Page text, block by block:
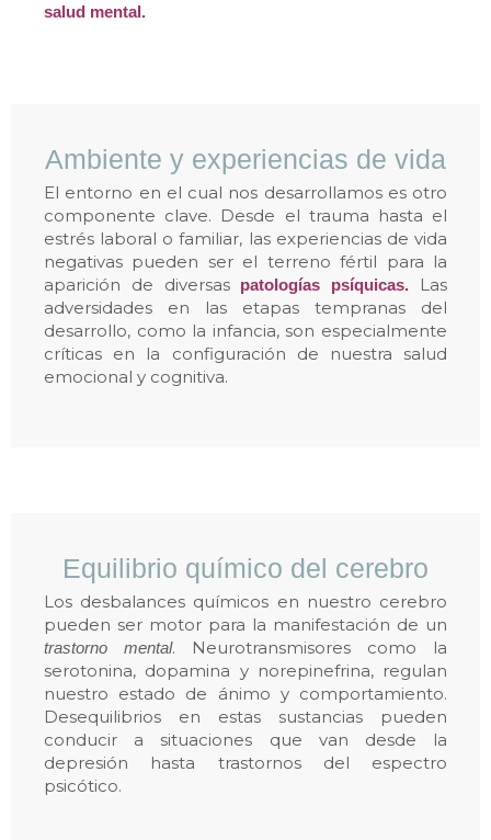
salud mental.
Ambiente y experiencias de vida
El entorno en el cual nos desarrollamos es otro
componente clave. Desde el trauma hasta el
estrés laboral o familiar, las experiencias de vida
negativas pueden ser el terreno fértil para la
aparición de diversas patologías psíquicas.
Las
adversidades en las etapas tempranas del
desarrollo, como la infancia, son especialmente
críticas en la configuración de nuestra salud
emocional y cognitiva.
Equilibrio químico del cerebro
Los desbalances químicos en nuestro cerebro
pueden ser motor para la manifestación de un
trastorno mental. Neurotransmisores como la
serotonina, dopamina y norepinefrina, regulan
nuestro estado de ánimo y comportamiento.
Desequilibrios en estas sustancias pueden
conducir a situaciones que van desde la
depresión hasta trastornos del espectro
psicótico.